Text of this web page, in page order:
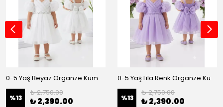
0-5 Yaş Beyaz Organze Kumaş Bel İnci Kemerli Midi Boy Arkası Lastikli Abiye
%13
₺ 2,750.00
₺ 2,390.00
0-5 Yaş Lila Renk Organze Kumaş Bel İnci Kemerli Midi Boy Arkası Lastikli Abiye
%13
₺ 2,750.00
₺ 2,390.00